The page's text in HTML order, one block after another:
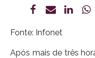
Fonte: Infonet
Após mais de três